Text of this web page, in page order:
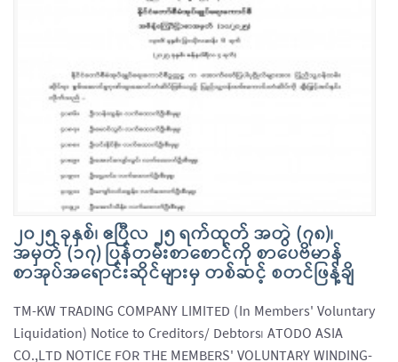
၂၀၂၅ ခုနှစ်၊ ဧပြီလ ၂၅ ရက်ထုတ် အတွဲ (၇၈)၊
အမှတ် (၁၇) ပြန်တမ်းစာစောင်ကို စာပေဗိမာန်
စာအုပ်အရောင်းဆိုင်များမှ တစ်ဆင့် စတင်ဖြန့်ချိ
TM-KW TRADING COMPANY LIMITED (In Members' Voluntary
Liquidation) Notice to Creditors/ Debtors၊ ATODO ASIA
CO.,LTD NOTICE FOR THE MEMBERS' VOLUNTARY WINDING-